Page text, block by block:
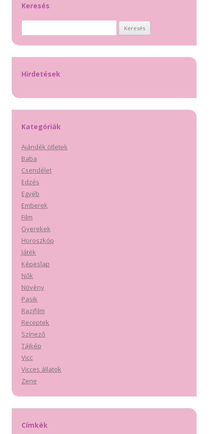
Keresés
Hirdetések
Kategóriák
Ajándék ötletek
Baba
Csendélet
Edzés
Egyéb
Emberek
Film
Gyerekek
Horoszkóp
Játék
Képeslap
Nők
Növény
Pasik
Razjfilm
Receptek
Színező
Tájkép
Vicc
Vicces állatok
Zene
Címkék